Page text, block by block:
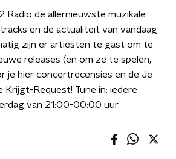
Radio de allernieuwste muzikale
en de actualiteit van vandaag
zijn er artiesten te gast om te
releases (en om ze te spelen,
je hier concertrecensies en de Je
Request! Tune in: iedere
van 21:00-00:00 uur.